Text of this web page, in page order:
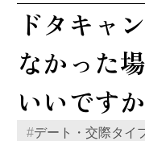
加盟店TOP
ABOUT US
女
ドタキャ
なかった
いいです
#デート・交際タイ